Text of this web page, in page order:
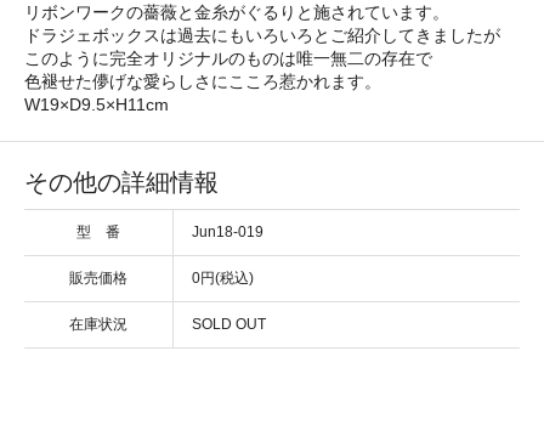
リボンワークの薔薇と金糸がぐるりと施されています。
ドラジェボックスは過去にもいろいろとご紹介してきましたが
このように完全オリジナルのものは唯一無二の存在で
色褪せた儚げな愛らしさにこころ惹かれます。
W19×D9.5×H11cm
その他の詳細情報
型 番 Jun18-019
販売価格 0円(税込)
在庫状況 SOLD OUT